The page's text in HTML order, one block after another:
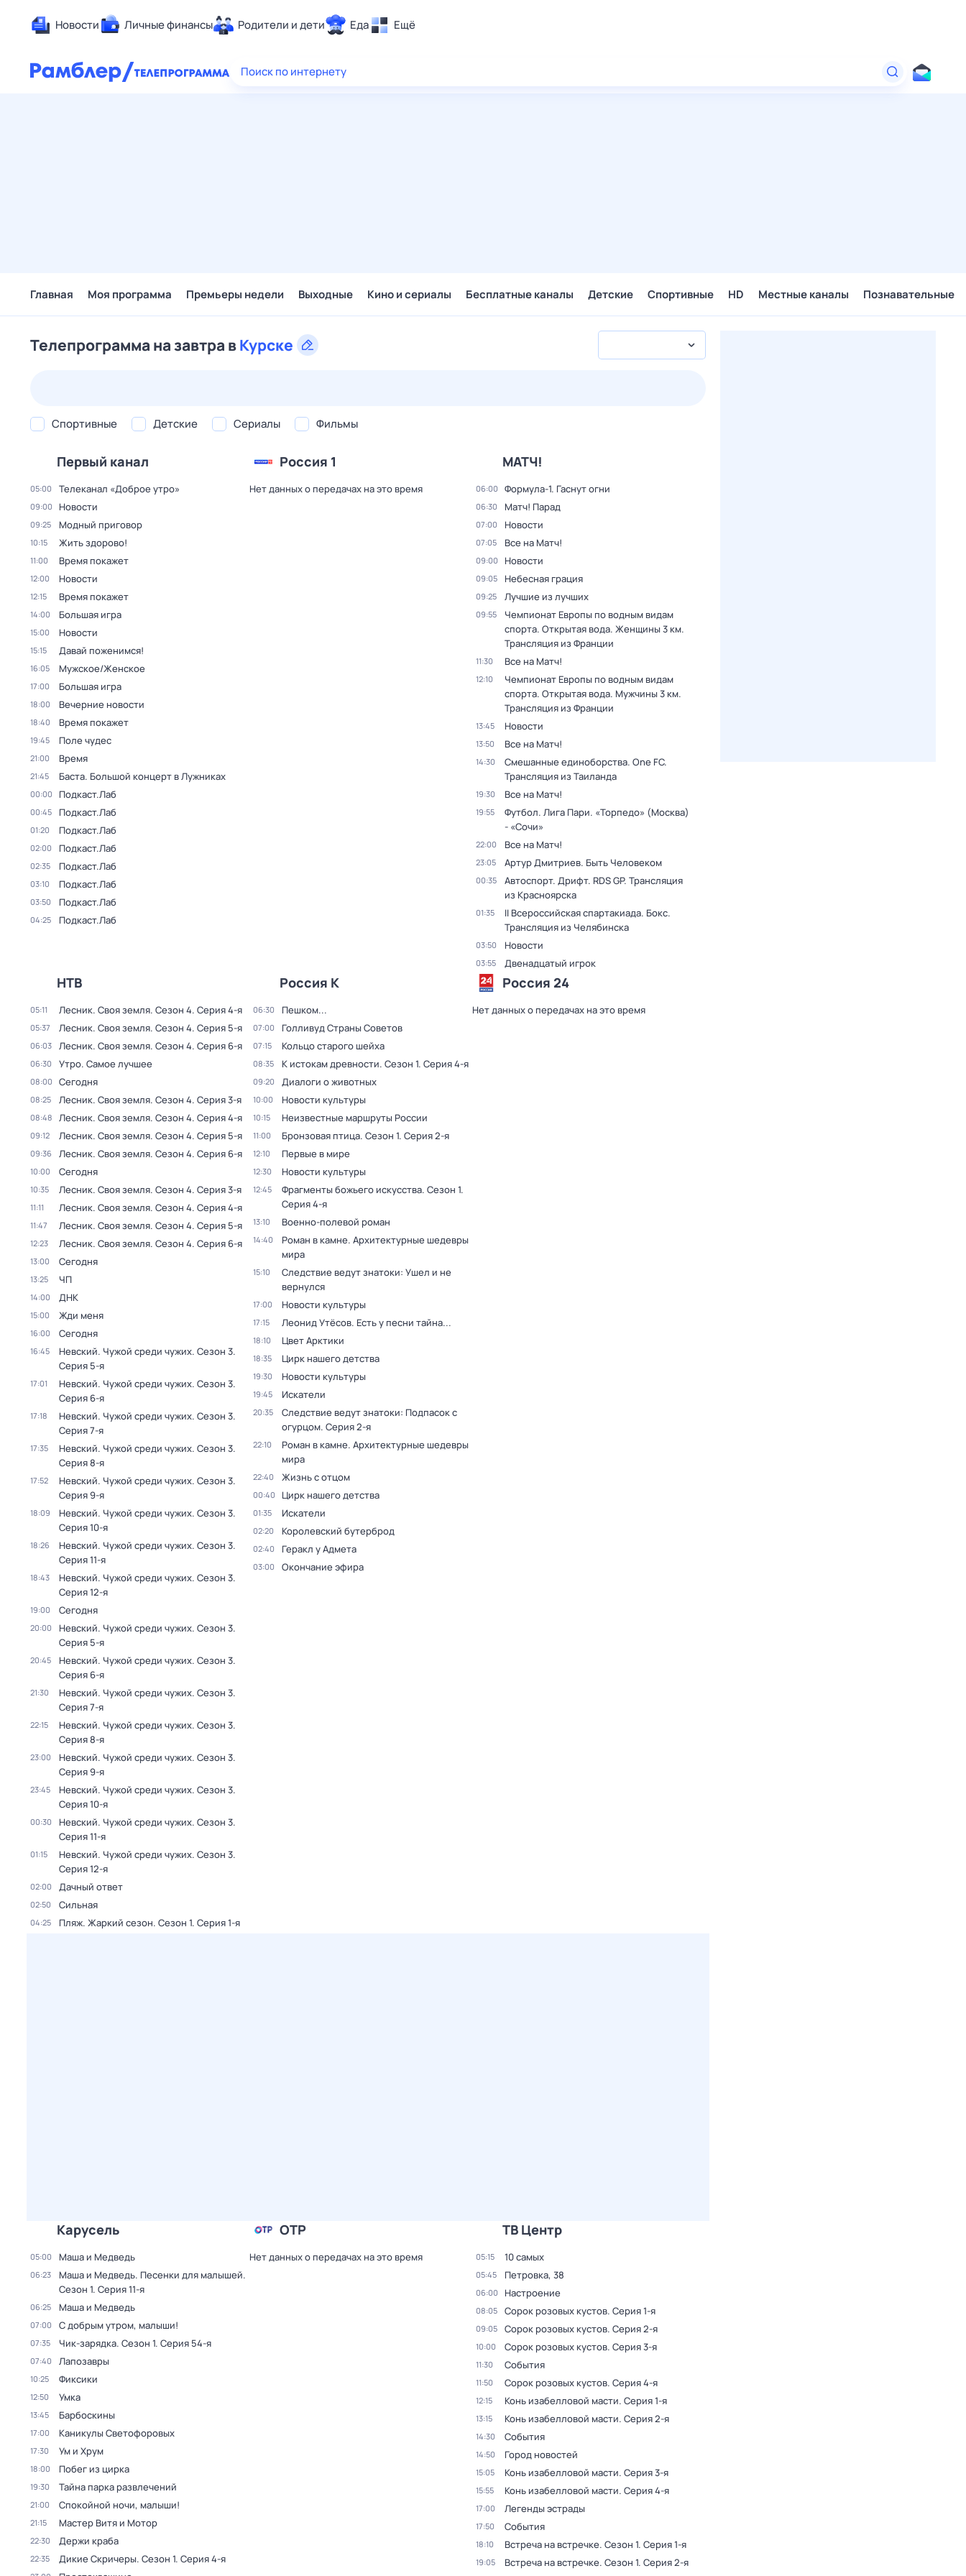
Новости Личные финансы Родители и дети Еда Ещё
Здоровье
Поиск по интернету
Главная Моя программа Премьеры недели Выходные Кино и сериалы Бесплатные каналы Детские Спортивные HD Местные каналы Познавательные
Телепрограмма на завтра вКурске
Спортивные Детские Сериалы Фильмы
Первый канал
05:00 Телеканал «Доброе утро»
09:00 Новости
09:25 Модный приговор
10:15 Жить здорово!
11:00 Время покажет
12:00 Новости
12:15 Время покажет
14:00 Большая игра
15:00 Новости
15:15 Давай поженимся!
16:05 Мужское/Женское
17:00 Большая игра
18:00 Вечерние новости
18:40 Время покажет
19:45 Поле чудес
21:00 Время
21:45 Баста. Большой концерт в Лужниках
00:00 Подкаст.Лаб
00:45 Подкаст.Лаб
01:20 Подкаст.Лаб
02:00 Подкаст.Лаб
02:35 Подкаст.Лаб
03:10 Подкаст.Лаб
03:50 Подкаст.Лаб
04:25 Подкаст.Лаб
Россия 1
Нет данных о передачах на это время
МАТЧ!
06:00 Формула-1. Гаснут огни
06:30 Матч! Парад
07:00 Новости
07:05 Все на Матч!
09:00 Новости
09:05 Небесная грация
09:25 Лучшие из лучших
09:55
Чемпионат Европы по водным видам
спорта. Открытая вода. Женщины 3 км.
Трансляция из Франции
11:30 Все на Матч!
12:10
Чемпионат Европы по водным видам
спорта. Открытая вода. Мужчины 3 км.
Трансляция из Франции
13:45 Новости
13:50 Все на Матч!
14:30
Смешанные единоборства. One FC.
Трансляция из Таиланда
19:30 Все на Матч!
19:55
Футбол. Лига Пари. «Торпедо» (Москва)
- «Сочи»
22:00 Все на Матч!
23:05 Артур Дмитриев. Быть Человеком
00:35
Автоспорт. Дрифт. RDS GP. Трансляция
из Красноярска
01:35
II Всероссийская спартакиада. Бокс.
Трансляция из Челябинска
03:50 Новости
03:55 Двенадцатый игрок
НТВ
05:11 Лесник. Своя земля. Сезон 4. Серия 4-я
05:37 Лесник. Своя земля. Сезон 4. Серия 5-я
06:03 Лесник. Своя земля. Сезон 4. Серия 6-я
06:30 Утро. Самое лучшее
08:00 Сегодня
08:25 Лесник. Своя земля. Сезон 4. Серия 3-я
08:48 Лесник. Своя земля. Сезон 4. Серия 4-я
09:12 Лесник. Своя земля. Сезон 4. Серия 5-я
09:36 Лесник. Своя земля. Сезон 4. Серия 6-я
10:00 Сегодня
10:35 Лесник. Своя земля. Сезон 4. Серия 3-я
11:11 Лесник. Своя земля. Сезон 4. Серия 4-я
11:47 Лесник. Своя земля. Сезон 4. Серия 5-я
12:23 Лесник. Своя земля. Сезон 4. Серия 6-я
13:00 Сегодня
13:25 ЧП
14:00 ДНК
15:00 Жди меня
16:00 Сегодня
16:45 Невский. Чужой среди чужих. Сезон 3.
Серия 5-я
17:01 Невский. Чужой среди чужих. Сезон 3.
Серия 6-я
17:18 Невский. Чужой среди чужих. Сезон 3.
Серия 7-я
17:35 Невский. Чужой среди чужих. Сезон 3.
Серия 8-я
17:52 Невский. Чужой среди чужих. Сезон 3.
Серия 9-я
18:09 Невский. Чужой среди чужих. Сезон 3.
Серия 10-я
18:26 Невский. Чужой среди чужих. Сезон 3.
Серия 11-я
18:43 Невский. Чужой среди чужих. Сезон 3.
Серия 12-я
19:00 Сегодня
20:00 Невский. Чужой среди чужих. Сезон 3.
Серия 5-я
20:45 Невский. Чужой среди чужих. Сезон 3.
Серия 6-я
21:30 Невский. Чужой среди чужих. Сезон 3.
Серия 7-я
22:15 Невский. Чужой среди чужих. Сезон 3.
Серия 8-я
23:00 Невский. Чужой среди чужих. Сезон 3.
Серия 9-я
23:45 Невский. Чужой среди чужих. Сезон 3.
Серия 10-я
00:30 Невский. Чужой среди чужих. Сезон 3.
Серия 11-я
01:15 Невский. Чужой среди чужих. Сезон 3.
Серия 12-я
02:00 Дачный ответ
02:50 Сильная
04:25 Пляж. Жаркий сезон. Сезон 1. Серия 1-я
Россия К
06:30 Пешком...
07:00 Голливуд Страны Советов
07:15 Кольцо старого шейха
08:35 К истокам древности. Сезон 1. Серия 4-я
09:20 Диалоги о животных
10:00 Новости культуры
10:15 Неизвестные маршруты России
11:00 Бронзовая птица. Сезон 1. Серия 2-я
12:10 Первые в мире
12:30 Новости культуры
12:45 Фрагменты божьего искусства. Сезон 1.
Серия 4-я
13:10 Военно-полевой роман
14:40
Роман в камне. Архитектурные шедевры
мира
15:10
Следствие ведут знатоки: Ушел и не
вернулся
17:00 Новости культуры
17:15 Леонид Утёсов. Есть у песни тайна...
18:10 Цвет Арктики
18:35 Цирк нашего детства
19:30 Новости культуры
19:45 Искатели
20:35
Следствие ведут знатоки: Подпасок с
огурцом. Серия 2-я
22:10
Роман в камне. Архитектурные шедевры
мира
22:40 Жизнь с отцом
00:40 Цирк нашего детства
01:35 Искатели
02:20 Королевский бутерброд
02:40 Геракл у Адмета
03:00 Окончание эфира
Россия 24
Нет данных о передачах на это время
Карусель
05:00 Маша и Медведь
06:23 Маша и Медведь. Песенки для малышей.
Сезон 1. Серия 11-я
06:25 Маша и Медведь
07:00 С добрым утром, малыши!
07:35 Чик-зарядка. Сезон 1. Серия 54-я
07:40 Лапозавры
10:25 Фиксики
12:50 Умка
13:45 Барбоскины
17:00 Каникулы Светофоровых
17:30 Ум и Хрум
18:00 Побег из цирка
19:30 Тайна парка развлечений
21:00 Спокойной ночи, малыши!
21:15 Мастер Витя и Мотор
22:30 Держи краба
22:35 Дикие Скричеры. Сезон 1. Серия 4-я
ОТР
Нет данных о передачах на это время
ТВ Центр
05:15 10 самых
05:45 Петровка, 38
06:00 Настроение
08:05 Сорок розовых кустов. Серия 1-я
09:05 Сорок розовых кустов. Серия 2-я
10:00 Сорок розовых кустов. Серия 3-я
11:30 События
11:50 Сорок розовых кустов. Серия 4-я
12:15 Конь изабелловой масти. Серия 1-я
13:15 Конь изабелловой масти. Серия 2-я
14:30 События
14:50 Город новостей
15:05 Конь изабелловой масти. Серия 3-я
15:55 Конь изабелловой масти. Серия 4-я
17:00 Легенды эстрады
17:50 События
18:10 Встреча на встречке. Сезон 1. Серия 1-я
19:05 Встреча на встречке. Сезон 1. Серия 2-я